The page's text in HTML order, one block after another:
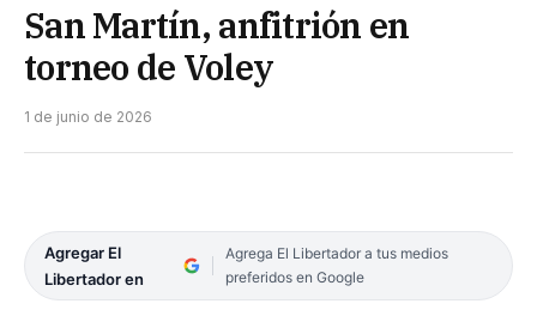
San Martín, anfitrión en
torneo de Voley
1 de junio de 2026
Agregar El
Libertador en
Agrega El Libertador a tus medios
preferidos en Google